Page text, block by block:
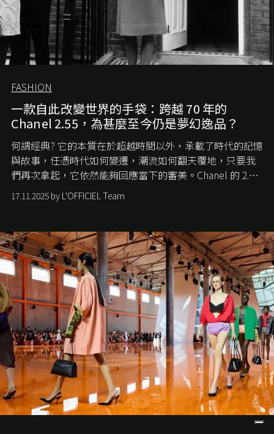
FASHION
一款自此改變世界的手袋：跨越 70 年的
Chanel 2.55，為甚麼至今仍是夢幻逸品？
何謂經典? 它的本質在於超越時間以外，承載了時代的記憶
與故事，任憑時代如何變遷，潮流如何翻天覆地，只要我
們再次拿起，它依然能夠回應當下的審美。Chanel 的 2.55
手袋更是這樣存在，自問世至今，一直有着舉足輕重的地
位。如果說每個女生的第一個夢想手袋是 Chanel，那 2.55
愛它的雋永與優雅。那麼這個手袋是怎麼誕生的呢？又為
甚麼取名叫 2.55 ？今天就由《L'Officiel HK》帶你穿越流金
歲月，回顧 2.55 的誕生故事。
17.11.2025 by L'OFFICIEL Team